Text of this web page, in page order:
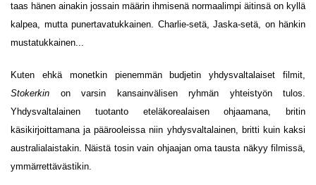
taas hänen ainakin jossain määrin ihmisenä normaalimpi äitinsä on kyllä
kalpea, mutta punertavatukkainen. Charlie-setä, Jaska-setä, on hänkin
mustatukkainen...
Kuten ehkä monetkin pienemmän budjetin yhdysvaltalaiset filmit,
Stokerkin on varsin kansainvälisen ryhmän yhteistyön tulos.
Yhdysvaltalainen tuotanto eteläkorealaisen ohjaamana, britin
käsikirjoittamana ja päärooleissa niin yhdysvaltalainen, britti kuin kaksi
australialaistakin. Näistä tosin vain ohjaajan oma tausta näkyy filmissä,
ymmärrettävästikin.